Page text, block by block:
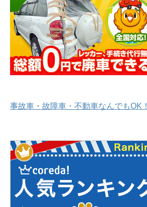
事故車・故障車・不動車なんでもOK！